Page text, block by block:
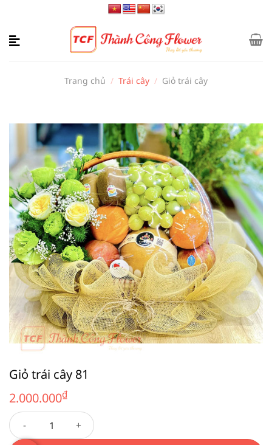
nội
Trang chủ / Trái cây / Giỏ trái cây
Giỏ trái cây 81
2.000.000₫
Giỏ trái cây 81 số lượng